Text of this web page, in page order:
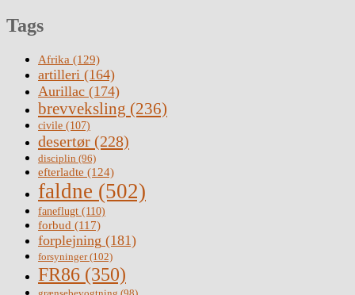
Tags
Afrika (129)
artilleri (164)
Aurillac (174)
brevveksling (236)
civile (107)
desertør (228)
disciplin (96)
efterladte (124)
faldne (502)
faneflugt (110)
forbud (117)
forplejning (181)
forsyninger(102)
FR86 (350)